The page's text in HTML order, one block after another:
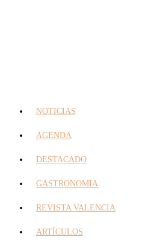
NOTICIAS
AGENDA
DESTACADO
GASTRONOMIA
REVISTA VALENCIA
ARTÍCULOS